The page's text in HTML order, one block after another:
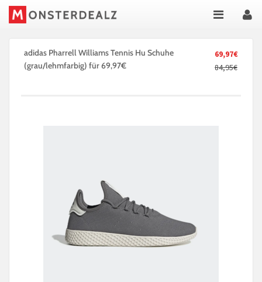
69,97€
84,95€
adidas Pharrell Williams Tennis Hu Schuhe
(grau/lehmfarbig) für 69,97€